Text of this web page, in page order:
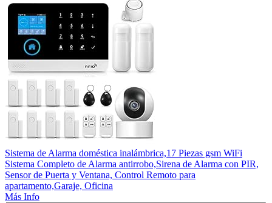
Sistema de Alarma doméstica inalámbrica,17 Piezas gsm WiFi
Sistema Completo de Alarma antirrobo,Sirena de Alarma con PIR,
Sensor de Puerta y Ventana, Control Remoto para
apartamento,Garaje, Oficina
Más Info